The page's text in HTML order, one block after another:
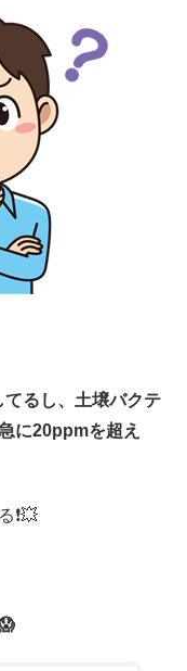
てるし、土壌バクテ
に20ppmを超え
❗💥